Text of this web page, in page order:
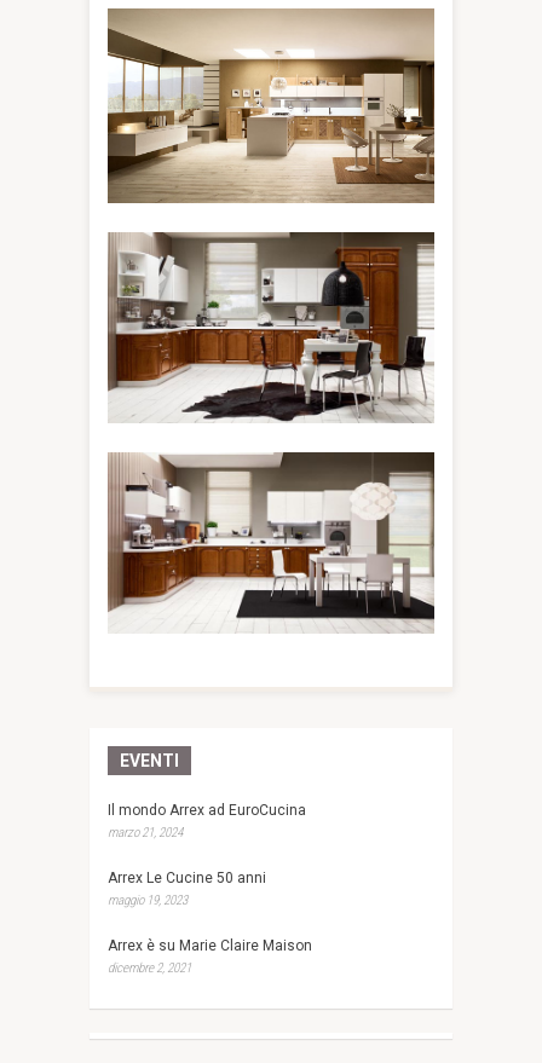
EVENTI
Il mondo Arrex ad EuroCucina
marzo 21, 2024
Arrex Le Cucine 50 anni
maggio 19, 2023
Arrex è su Marie Claire Maison
dicembre 2, 2021